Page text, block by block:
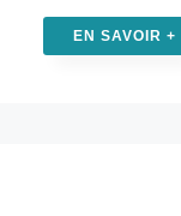
EN SAVOIR +